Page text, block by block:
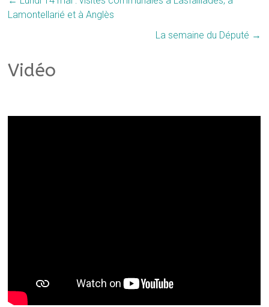
Lamontellarié et à Anglès
La semaine du Député →
Vidéo